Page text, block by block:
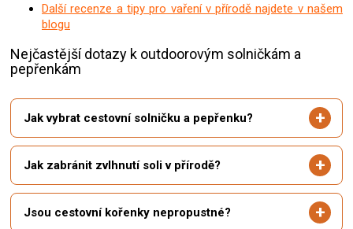
Další recenze a tipy pro vaření v přírodě najdete v našem
blogu
Nejčastější dotazy k outdoorovým solničkám a
pepřenkám
Jak vybrat cestovní solničku a pepřenku?
Jak zabránit zvlhnutí soli v přírodě?
Jsou cestovní kořenky nepropustné?